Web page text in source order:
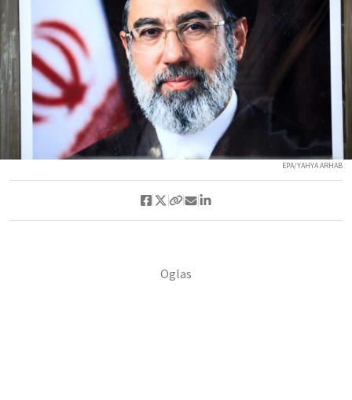
EPA/YAHYA ARHAB